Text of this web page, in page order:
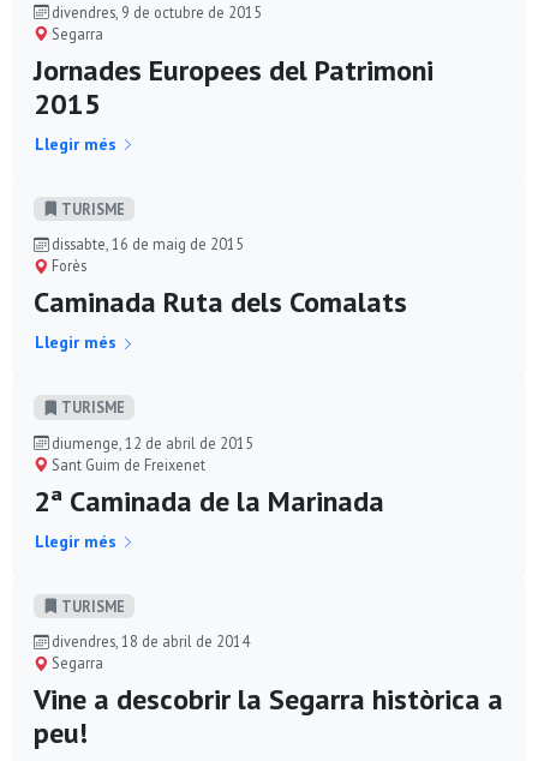
divendres, 9 de octubre de 2015
Segarra
Jornades Europees del Patrimoni
2015
Llegir més
TURISME
dissabte, 16 de maig de 2015
Forès
Caminada Ruta dels Comalats
Llegir més
TURISME
diumenge, 12 de abril de 2015
Sant Guim de Freixenet
2ª Caminada de la Marinada
Llegir més
TURISME
divendres, 18 de abril de 2014
Segarra
Vine a descobrir la Segarra històrica a
peu!